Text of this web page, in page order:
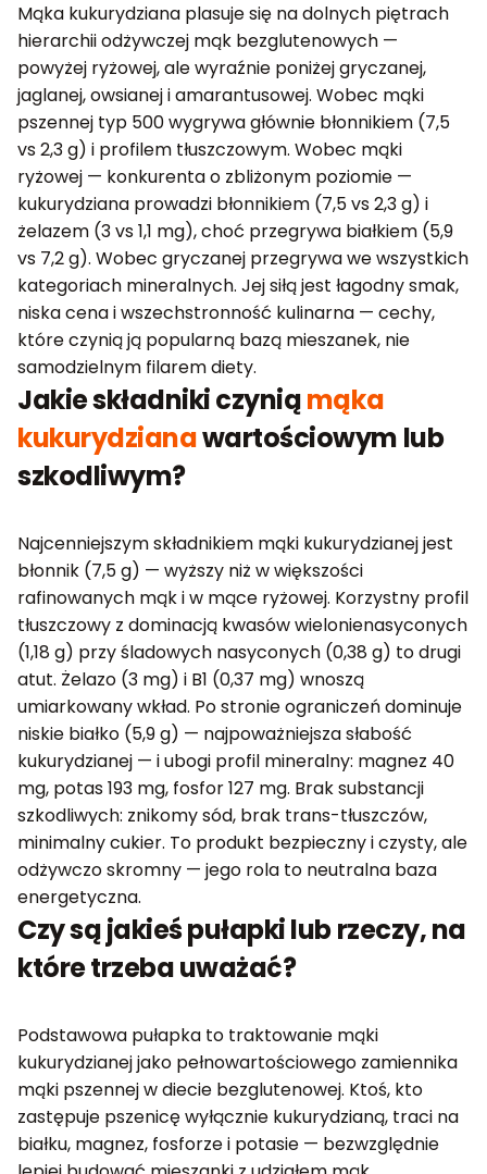
Mąka kukurydziana plasuje się na dolnych piętrach
hierarchii odżywczej mąk bezglutenowych —
powyżej ryżowej, ale wyraźnie poniżej gryczanej,
jaglanej, owsianej i amarantusowej. Wobec mąki
pszennej typ 500 wygrywa głównie błonnikiem (7,5
vs 2,3 g) i profilem tłuszczowym. Wobec mąki
ryżowej — konkurenta o zbliżonym poziomie —
kukurydziana prowadzi błonnikiem (7,5 vs 2,3 g) i
żelazem (3 vs 1,1 mg), choć przegrywa białkiem (5,9
vs 7,2 g). Wobec gryczanej przegrywa we wszystkich
kategoriach mineralnych. Jej siłą jest łagodny smak,
niska cena i wszechstronność kulinarna — cechy,
które czynią ją popularną bazą mieszanek, nie
samodzielnym filarem diety.
Jakie składniki czyniąmąka
kukurydzianawartościowym lub
szkodliwym?
Najcenniejszym składnikiem mąki kukurydzianej jest
błonnik (7,5 g) — wyższy niż w większości
rafinowanych mąk i w mące ryżowej. Korzystny profil
tłuszczowy z dominacją kwasów wielonienasyconych
(1,18 g) przy śladowych nasyconych (0,38 g) to drugi
atut. Żelazo (3 mg) i B1 (0,37 mg) wnoszą
umiarkowany wkład. Po stronie ograniczeń dominuje
niskie białko (5,9 g) — najpoważniejsza słabość
kukurydzianej — i ubogi profil mineralny: magnez 40
mg, potas 193 mg, fosfor 127 mg. Brak substancji
szkodliwych: znikomy sód, brak trans-tłuszczów,
minimalny cukier. To produkt bezpieczny i czysty, ale
odżywczo skromny — jego rola to neutralna baza
energetyczna.
Czy są jakieś pułapki lub rzeczy, na
które trzeba uważać?
Podstawowa pułapka to traktowanie mąki
kukurydzianej jako pełnowartościowego zamiennika
mąki pszennej w diecie bezglutenowej. Ktoś, kto
zastępuje pszenicę wyłącznie kukurydzianą, traci na
białku, magnez, fosforze i potasie — bezwzględnie